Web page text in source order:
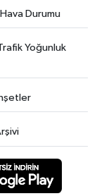
Durumu
Yoğunluk